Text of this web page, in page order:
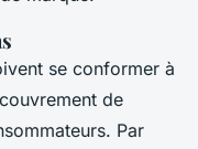
se conformer à
de
Par